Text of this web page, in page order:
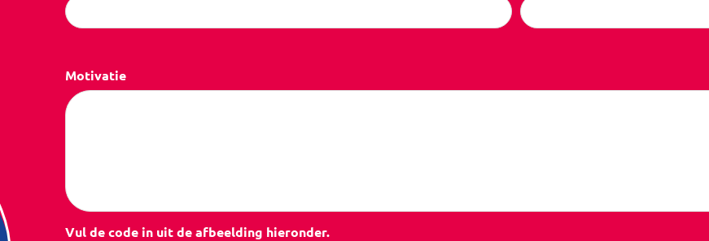
Motivatie
Vul de code in uit de afbeelding hieronder.